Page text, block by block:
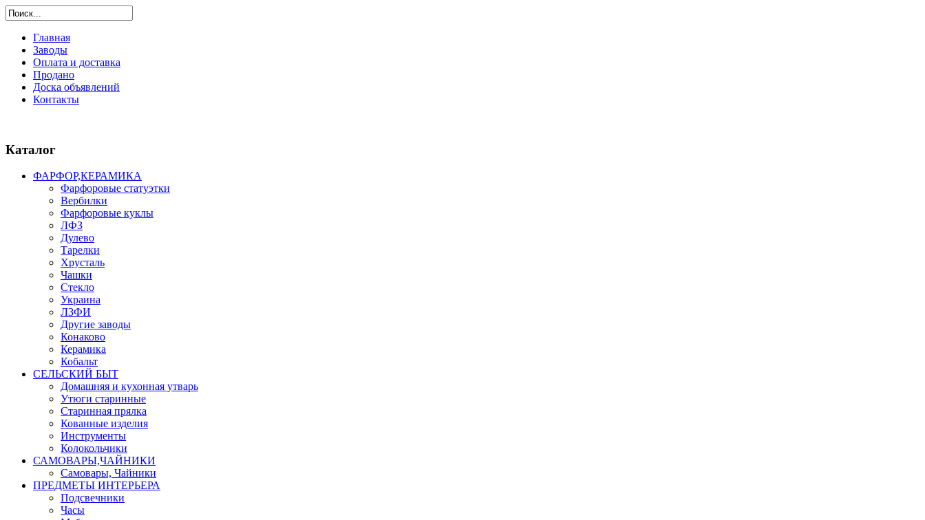
Главная
Заводы
Оплата и доставка
Продано
Доска объявлений
Контакты
Каталог
ФАРФОР,КЕРАМИКА
Фарфоровые статуэтки
Вербилки
Фарфоровые куклы
ЛФЗ
Дулево
Тарелки
Хрусталь
Чашки
Стекло
Украина
ЛЗФИ
Другие заводы
Конаково
Керамика
Кобальт
СЕЛЬСКИЙ БЫТ
Домашняя и кухонная утварь
Утюги старинные
Старинная прялка
Кованные изделия
Инструменты
Колокольчики
САМОВАРЫ,ЧАЙНИКИ
Самовары, Чайники
ПРЕДМЕТЫ ИНТЕРЬЕРА
Подсвечники
Часы